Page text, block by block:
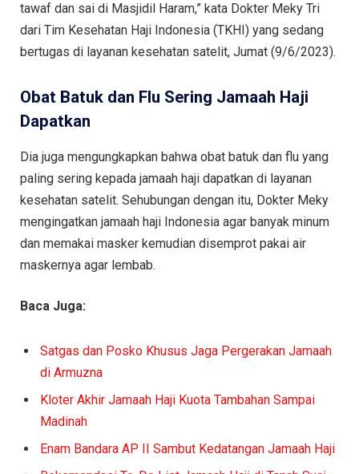
tawaf dan sai di Masjidil Haram,” kata Dokter Meky Tri
dari Tim Kesehatan Haji Indonesia (TKHI) yang sedang
bertugas di layanan kesehatan satelit, Jumat (9/6/2023).
Obat Batuk dan Flu Sering Jamaah Haji
Dapatkan
Dia juga mengungkapkan bahwa obat batuk dan flu yang
paling sering kepada jamaah haji dapatkan di layanan
kesehatan satelit. Sehubungan dengan itu, Dokter Meky
mengingatkan jamaah haji Indonesia agar banyak minum
dan memakai masker kemudian disemprot pakai air
maskernya agar lembab.
Baca Juga:
Satgas dan Posko Khusus Jaga Pergerakan Jamaah
di Armuzna
Kloter Akhir Jamaah Haji Kuota Tambahan Sampai
Madinah
Enam Bandara AP II Sambut Kedatangan Jamaah Haji